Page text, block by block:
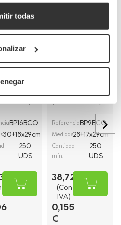
todas
de papel
con asa
BP16BCO
30+18x29cm
250
UDS
€
Bolsas de papel
ReferenciaBP9BCO
Medidas28+17x29cm
Cantidad
mín.
250
UDS
38,72 €
(Con
IVA)
0,155
€